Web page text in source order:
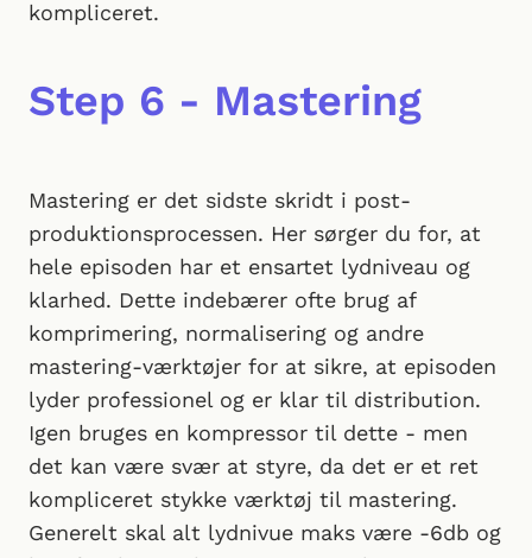
kompliceret.
Step 6 - Mastering
Mastering er det sidste skridt i post-
produktionsprocessen. Her sørger du for, at
hele episoden har et ensartet lydniveau og
klarhed. Dette indebærer ofte brug af
komprimering, normalisering og andre
mastering-værktøjer for at sikre, at episoden
lyder professionel og er klar til distribution.
Igen bruges en kompressor til dette - men
det kan være svær at styre, da det er et ret
kompliceret stykke værktøj til mastering.
Generelt skal alt lydnivue maks være -6db og